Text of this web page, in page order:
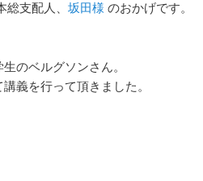
支配人、 坂田様 のおかげです。
のベルグソンさん。
義を行って頂きました。